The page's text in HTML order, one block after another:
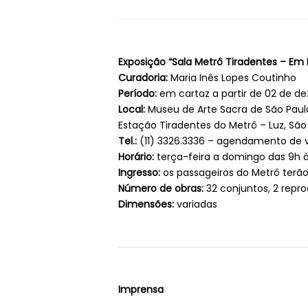
Exposição “Sala Metrô Tiradentes – Em
Curadoria: Maria Inês Lopes Coutinho
Período: em cartaz a partir de 02 de
Local: Museu de Arte Sacra de São
Estação Tiradentes do Metrô – Luz,
Tel.: (11) 3326.3336 – agendamento
Horário: terça-feira a domingo das 9h
Ingresso: os passageiros do Metrô
Número de obras: 32 conjuntos, 2
Dimensões: variadas
Imprensa